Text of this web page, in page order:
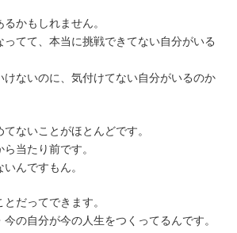
かもしれません。
てて、本当に挑戦できてない自分がいる
ないのに、気付けてない自分がいるのか
ないことがほとんどです。
当たり前です。
んですもん。
だってできます。
の自分が今の人生をつくってるんです。